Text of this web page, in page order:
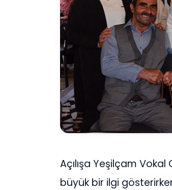
Açılışa Yeşilçam Vokal
büyük bir ilgi